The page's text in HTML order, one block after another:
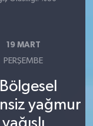
19 MART
PERŞEMBE